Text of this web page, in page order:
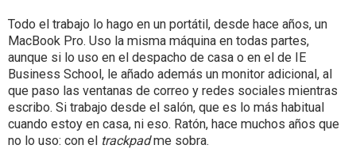
Todo el trabajo lo hago en un portátil, desde hace años, un
MacBook Pro. Uso la misma máquina en todas partes,
aunque si lo uso en el despacho de casa o en el de IE
Business School, le añado además un monitor adicional, al
que paso las ventanas de correo y redes sociales mientras
escribo. Si trabajo desde el salón, que es lo más habitual
cuando estoy en casa, ni eso. Ratón, hace muchos años que
no lo uso: con el trackpadme sobra.